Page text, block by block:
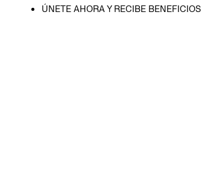
ÚNETE AHORA Y RECIBE BENEFICIOS